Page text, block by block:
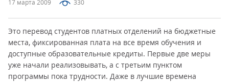
17 марта 2009 330
Это перевод студентов платных отделений на бюджетные
места, фиксированная плата на все время обучения и
доступные образовательные кредиты. Первые две меры
уже начали реализовывать, а с третьим пунктом
программы пока трудности. Даже в лучшие времена